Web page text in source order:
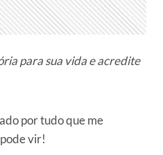
para sua vida e acredite
por tudo que me
vir!